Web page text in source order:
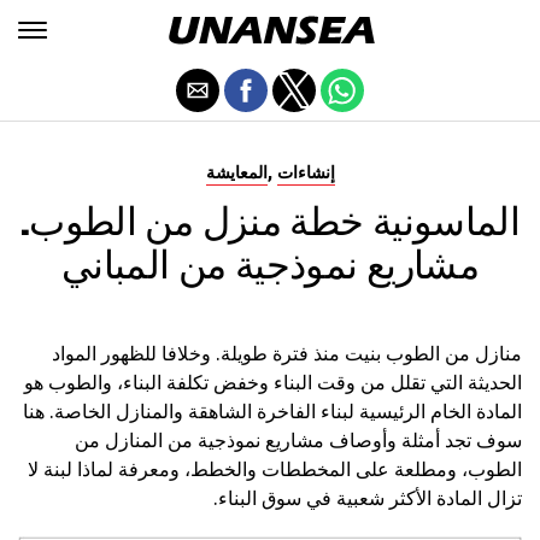
المعايشة , إنشاءات
الماسونية خطة منزل من الطوب.
مشاريع نموذجية من المباني
منازل من الطوب بنيت منذ فترة طويلة. وخلافا للظهور المواد
الحديثة التي تقلل من وقت البناء وخفض تكلفة البناء، والطوب هو
المادة الخام الرئيسية لبناء الفاخرة الشاهقة والمنازل الخاصة. هنا
سوف تجد أمثلة وأوصاف مشاريع نموذجية من المنازل من
الطوب، ومطلعة على المخططات والخطط، ومعرفة لماذا لبنة لا
تزال المادة الأكثر شعبية في سوق البناء.